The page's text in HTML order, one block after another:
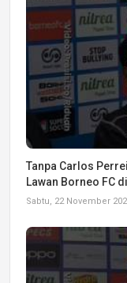
Tanpa Carlos
Lawan Borneo FC
Sabtu, 22 November